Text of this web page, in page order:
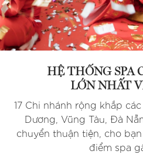
HỆ THỐNG SPA
LỚN NHẤT
17 Chi nhánh rộng khắp
Dương, Vũng Tàu, Đà
chuyển thuận tiện, cho
điểm spa